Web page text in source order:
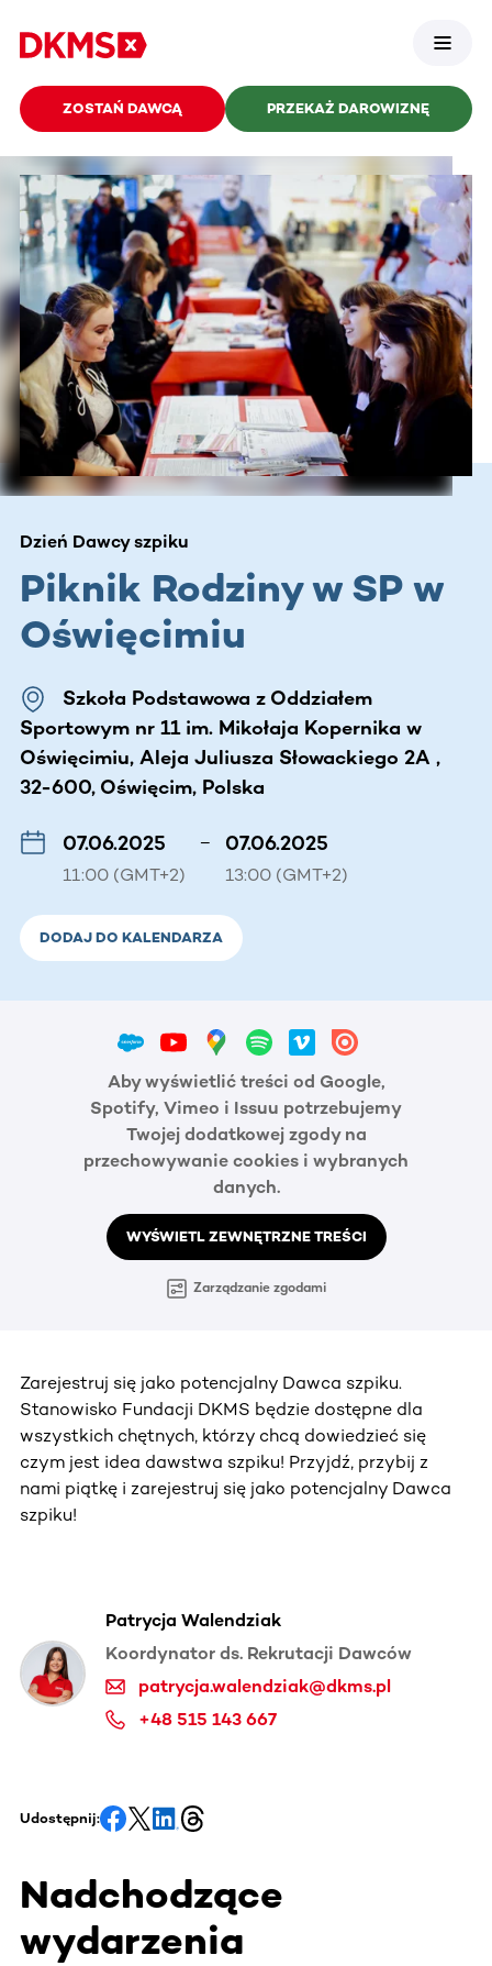
ZOSTAŃ DAWCĄ PRZEKAŻ DAROWIZNĘ
Dzień Dawcy szpiku
Piknik Rodziny w SP w
Oświęcimiu
Szkoła Podstawowa z Oddziałem
Sportowym nr 11 im. Mikołaja Kopernika w
Oświęcimiu, Aleja Juliusza Słowackiego 2A ,
32-600, Oświęcim, Polska
07.06.2025
11:00 (GMT+2)
– 07.06.2025
13:00 (GMT+2)
DODAJ DO KALENDARZA
Aby wyświetlić treści od Google,
Spotify, Vimeo i Issuu potrzebujemy
Twojej dodatkowej zgody na
przechowywanie cookies i wybranych
danych.
WYŚWIETL ZEWNĘTRZNE TREŚCI
Zarządzanie zgodami
Zarejestruj się jako potencjalny Dawca szpiku.
Stanowisko Fundacji DKMS będzie dostępne dla
wszystkich chętnych, którzy chcą dowiedzieć się
czym jest idea dawstwa szpiku! Przyjdź, przybij z
nami piątkę i zarejestruj się jako potencjalny Dawca
szpiku!
Patrycja Walendziak
Koordynator ds. Rekrutacji Dawców
patrycja.walendziak@dkms.pl
+48 515 143 667
Udostępnij:
Nadchodzące
wydarzenia